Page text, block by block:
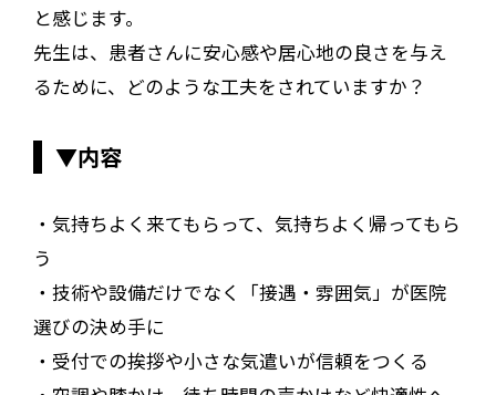
と感じます。
先生は、患者さんに安心感や居心地の良さを与え
るために、どのような工夫をされていますか？
▼内容
・気持ちよく来てもらって、気持ちよく帰ってもら
う
・技術や設備だけでなく「接遇・雰囲気」が医院
選びの決め手に
・受付での挨拶や小さな気遣いが信頼をつくる